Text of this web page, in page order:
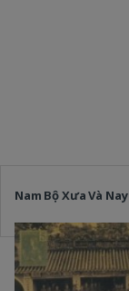
Nam Bộ Xưa Và Nay